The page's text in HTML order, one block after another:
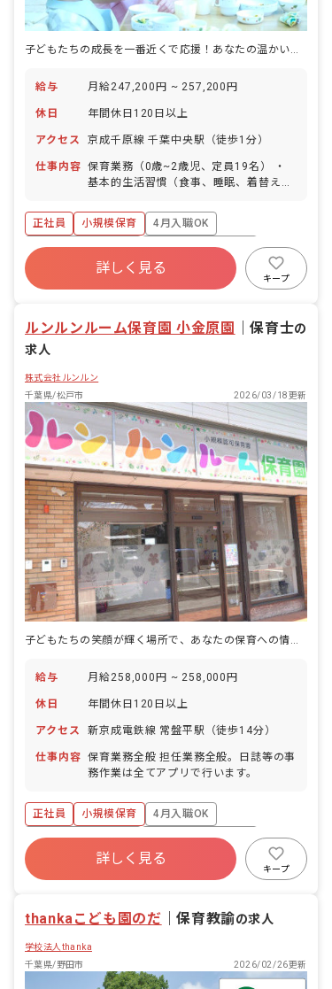
子どもたちの成長を一番近くで応援！あなたの温かい心で未来を育みませんか？
給与 月給247,200円 ~ 257,200円
休日 年間休日120日以上
アクセス 京成千原線 千葉中央駅（徒歩1分）
仕事内容 保育業務（0歳~2歳児、定員19名） ・
基本的生活習慣（食事、睡眠、着替えな
話 ・集団生活を通じた社会性の習得支援
・遊びを通じた心身の健やかな成長支援
保護者対応支援業務 ・子育てに関する支
援、アドバイス ・園だより等の配布物作
正社員 小規模保育
4月入職OK
ボーナス・賞与あり
年間休日120日以上
寮・住宅・家賃補助あり
社会保険完備
詳しく見る
キープ
ルンルンルーム保育園 小金原園 ｜保育士の
求人
株式会社ルンルン
千葉県/松戸市
2026/03/18更新
子どもたちの笑顔が輝く場所で、あなたの保育への情熱を咲かせませんか？新しい毎日がここから始まります。
給与 月給258,000円 ~ 258,000円
休日 年間休日120日以上
アクセス 新京成電鉄線 常盤平駅（徒歩14分）
仕事内容 保育業務全般 担任業務全般。日誌等の事
務作業は全てアプリで行います。
正社員 小規模保育
4月入職OK
ボーナス・賞与あり
年間休日120日以上
寮・住宅・家賃補助あり
社会保険完備
詳しく見る
キープ
thankaこども園のだ ｜保育教諭の求人
学校法人thanka
千葉県/野田市
2026/02/26更新